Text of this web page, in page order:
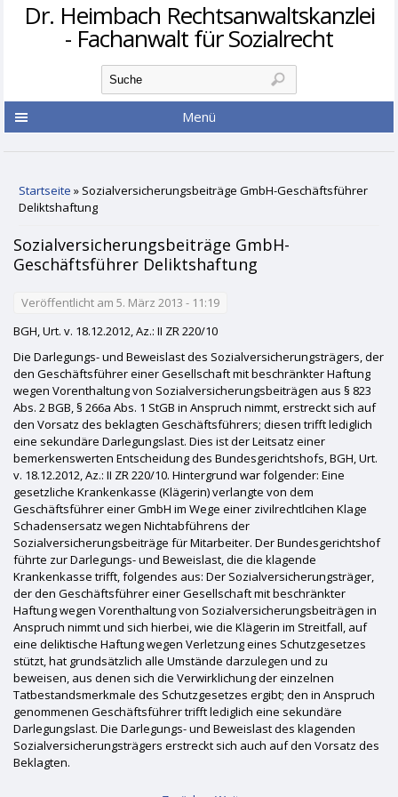
Dr. Heimbach Rechtsanwaltskanzlei
- Fachanwalt für Sozialrecht
Suchformular
Suche
Menü
Sie sind hier
Startseite » Sozialversicherungsbeiträge GmbH-Geschäftsführer
Deliktshaftung
Sozialversicherungsbeiträge GmbH-
Geschäftsführer Deliktshaftung
Veröffentlicht am 5. März 2013 - 11:19
BGH, Urt. v. 18.12.2012, Az.: II ZR 220/10
Die Darlegungs- und Beweislast des Sozialversicherungsträgers, der
den Geschäftsführer einer Gesellschaft mit beschränkter Haftung
wegen Vorenthaltung von Sozialversicherungsbeiträgen aus § 823
Abs. 2 BGB, § 266a Abs. 1 StGB in Anspruch nimmt, erstreckt sich auf
den Vorsatz des beklagten Geschäftsführers; diesen trifft lediglich
eine sekundäre Darlegungslast. Dies ist der Leitsatz einer
bemerkenswerten Entscheidung des Bundesgerichtshofs, BGH, Urt.
v. 18.12.2012, Az.: II ZR 220/10. Hintergrund war folgender: Eine
gesetzliche Krankenkasse (Klägerin) verlangte von dem
Geschäftsführer einer GmbH im Wege einer zivilrechtlcihen Klage
Schadensersatz wegen Nichtabführens der
Sozialversicherungsbeiträge für Mitarbeiter. Der Bundesgerichtshof
führte zur Darlegungs- und Beweislast, die die klagende
Krankenkasse trifft, folgendes aus: Der Sozialversicherungsträger,
der den Geschäftsführer einer Gesellschaft mit beschränkter
Haftung wegen Vorenthaltung von Sozialversicherungsbeiträgen in
Anspruch nimmt und sich hierbei, wie die Klägerin im Streitfall, auf
eine deliktische Haftung wegen Verletzung eines Schutzgesetzes
stützt, hat grundsätzlich alle Umstände darzulegen und zu
beweisen, aus denen sich die Verwirklichung der einzelnen
Tatbestandsmerkmale des Schutzgesetzes ergibt; den in Anspruch
genommenen Geschäftsführer trifft lediglich eine sekundäre
Darlegungslast. Die Darlegungs- und Beweislast des klagenden
Sozialversicherungsträgers erstreckt sich auch auf den Vorsatz des
Beklagten.